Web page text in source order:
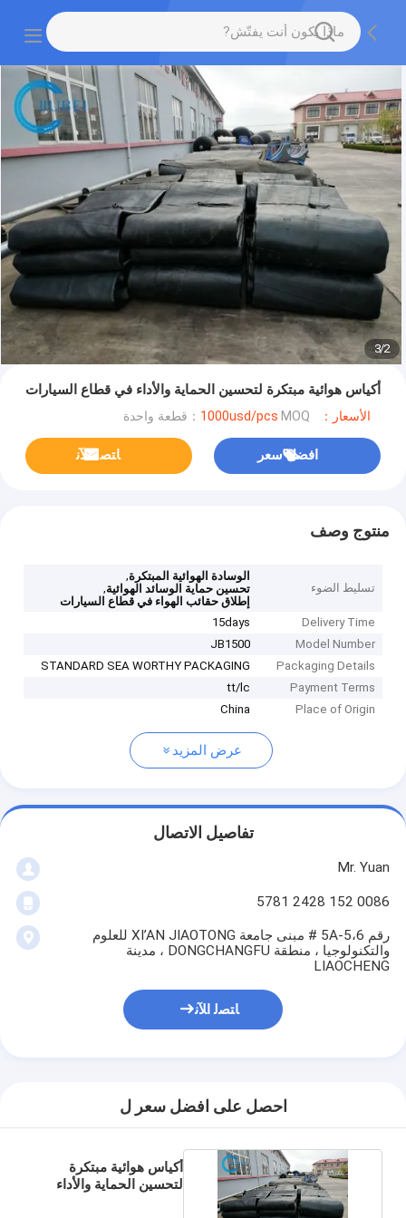
2
/
3
أكياس هوائية مبتكرة لتحسين الحماية والأداء في قطاع السيارات
الأسعار：1000usd/pcs MOQ：قطعة واحدة
افضل سعر ﺎﺘﺼﻟ ﺍﻶﻧ
منتوج وصف
تسليط الضوء
الوسادة الهوائية المبتكرة,
تحسين حماية الوسائد الهوائية,
إطلاق حقائب الهواء في قطاع السيارات
Delivery Time
15days
Model Number
JB1500
Packaging Details
STANDARD SEA WORTHY PACKAGING
Payment Terms
tt/lc
Place of Origin
China
عرض المزيد
تفاصيل الاتصال
Mr. Yuan
0086 152 2428 5781
رقم 5A-5،6 # مبنى جامعة XI’AN JIAOTONG للعلوم
والتكنولوجيا ، منطقة DONGCHANGFU ، مدينة
LIAOCHENG
ﺎﺘﺼﻟ ﺍﻶﻧ
احصل على افضل سعر ل
أكياس هوائية مبتكرة
لتحسين الحماية والأداء